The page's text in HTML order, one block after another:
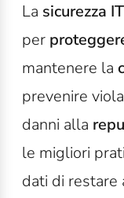
La sicurezza IT
per
mantenere la
prevenire
danni alla
le migliori
dati di restare